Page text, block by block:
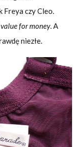
Freya czy Cleo.
for money. A
niezłe.